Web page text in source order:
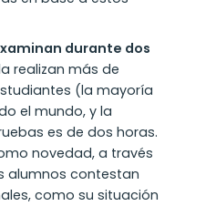
durante dos
realizan más de
(la mayoría
el mundo, y la
es de dos horas.
novedad, a través
alumnos contestan
como su situación